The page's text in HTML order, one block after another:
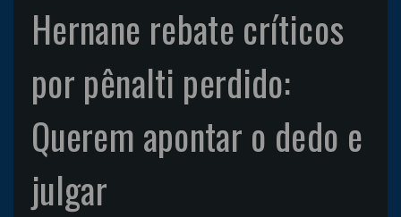
Hernane rebate críticos
por pênalti perdido:
Querem apontar o dedo e
julgar